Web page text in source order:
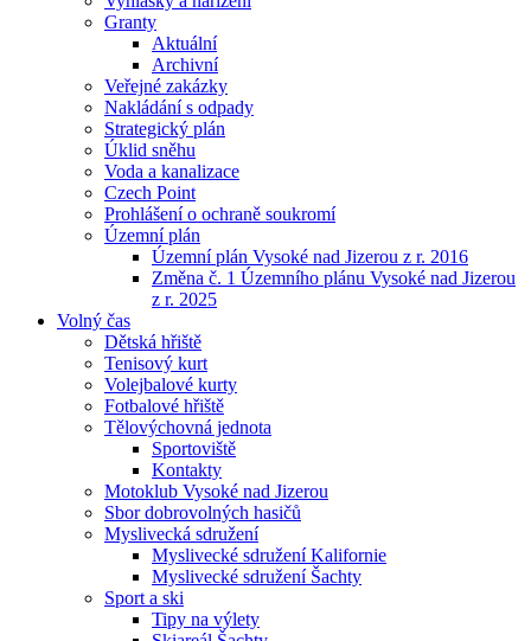
Granty
Aktuální
Archivní
Veřejné zakázky
Nakládání s odpady
Strategický plán
Úklid sněhu
Voda a kanalizace
Czech Point
Prohlášení o ochraně soukromí
Územní plán
Územní plán Vysoké nad Jizerou z r. 2016
Změna č. 1 Územního plánu Vysoké nad Jizerou
z r. 2025
Volný čas
Dětská hřiště
Tenisový kurt
Volejbalové kurty
Fotbalové hřiště
Tělovýchovná jednota
Sportoviště
Kontakty
Motoklub Vysoké nad Jizerou
Sbor dobrovolných hasičů
Myslivecká sdružení
Myslivecké sdružení Kalifornie
Myslivecké sdružení Šachty
Sport a ski
Tipy na výlety